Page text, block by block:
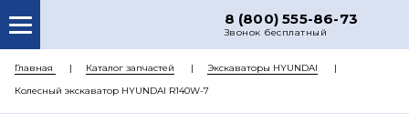
8 (800) 555-86-73
Звонок бесплатный
О НАС
КАТАЛОГ ЗАПЧАСТЕЙ
Главная Каталог запчастей
Экскаваторы HYUNDAI
Колесный экскаватор HYUNDAI R140W-7